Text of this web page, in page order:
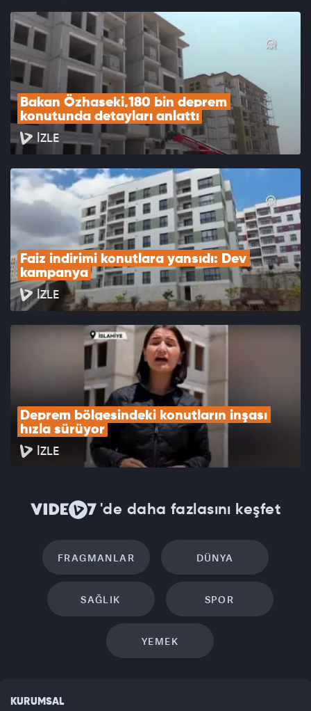
Bakan Özhaseki,180 bin deprem
konutunda detayları anlattı
İZLE
Faiz indirimi konutlara yansıdı: Dev
kampanya
İZLE
Deprem bölgesindeki konutların inşası
hızla sürüyor
İZLE
'de daha fazlasını keşfet
FRAGMANLAR DÜNYA
SAĞLIK SPOR
YEMEK
KURUMSAL